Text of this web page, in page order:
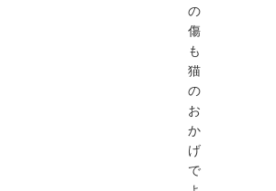
の
傷
も
猫
の
お
か
げ
で